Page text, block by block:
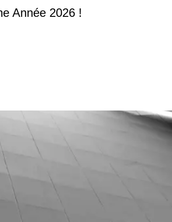
Année 2026 !